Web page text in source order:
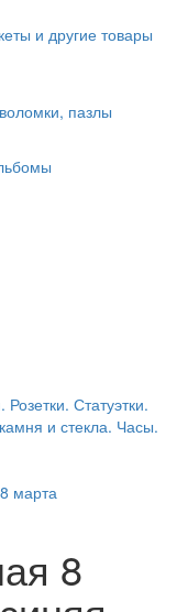
и другие товары
пазлы
Статуэтки.
и стекла. Часы.
марта
8